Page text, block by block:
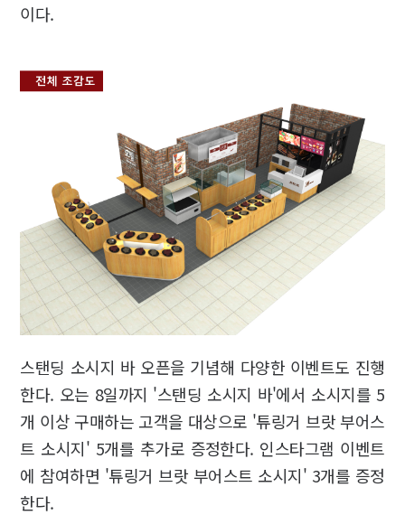
이다.
스탠딩 소시지 바 오픈을 기념해 다양한 이벤트도 진행
한다. 오는 8일까지 '스탠딩 소시지 바'에서 소시지를 5
개 이상 구매하는 고객을 대상으로 '튜링거 브랏 부어스
트 소시지' 5개를 추가로 증정한다. 인스타그램 이벤트
에 참여하면 '튜링거 브랏 부어스트 소시지' 3개를 증정
한다.